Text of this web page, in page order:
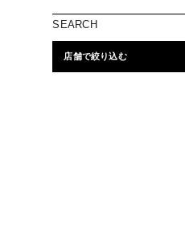
SEARCH
店舗で絞り込む